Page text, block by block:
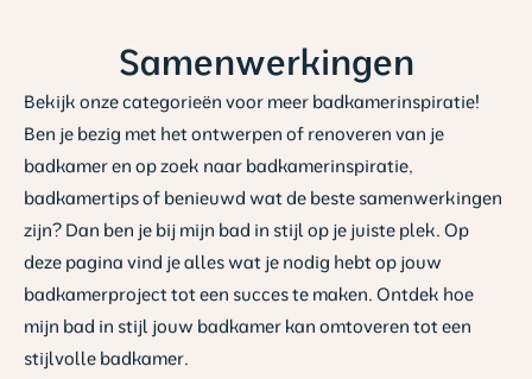
Samenwerkingen
Bekijk onze categorieën voor meer badkamerinspiratie!
Ben je bezig met het ontwerpen of renoveren van je
badkamer en op zoek naar badkamerinspiratie,
badkamertips of benieuwd wat de beste samenwerkingen
zijn? Dan ben je bij mijn bad in stijl op je juiste plek. Op
deze pagina vind je alles wat je nodig hebt op jouw
badkamerproject tot een succes te maken. Ontdek hoe
mijn bad in stijl jouw badkamer kan omtoveren tot een
stijlvolle badkamer.